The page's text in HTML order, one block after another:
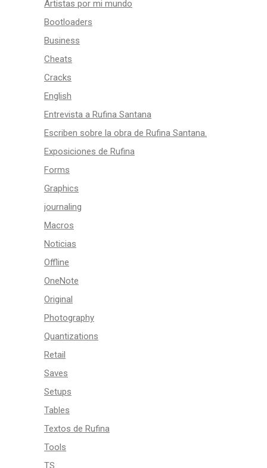
Artistas por mi mundo
Bootloaders
Business
Cheats
Cracks
English
Entrevista a Rufina Santana
Escriben sobre la obra de Rufina Santana.
Exposiciones de Rufina
Forms
Graphics
journaling
Macros
Noticias
Offline
OneNote
Original
Photography
Quantizations
Retail
Saves
Setups
Tables
Textos de Rufina
Tools
TS